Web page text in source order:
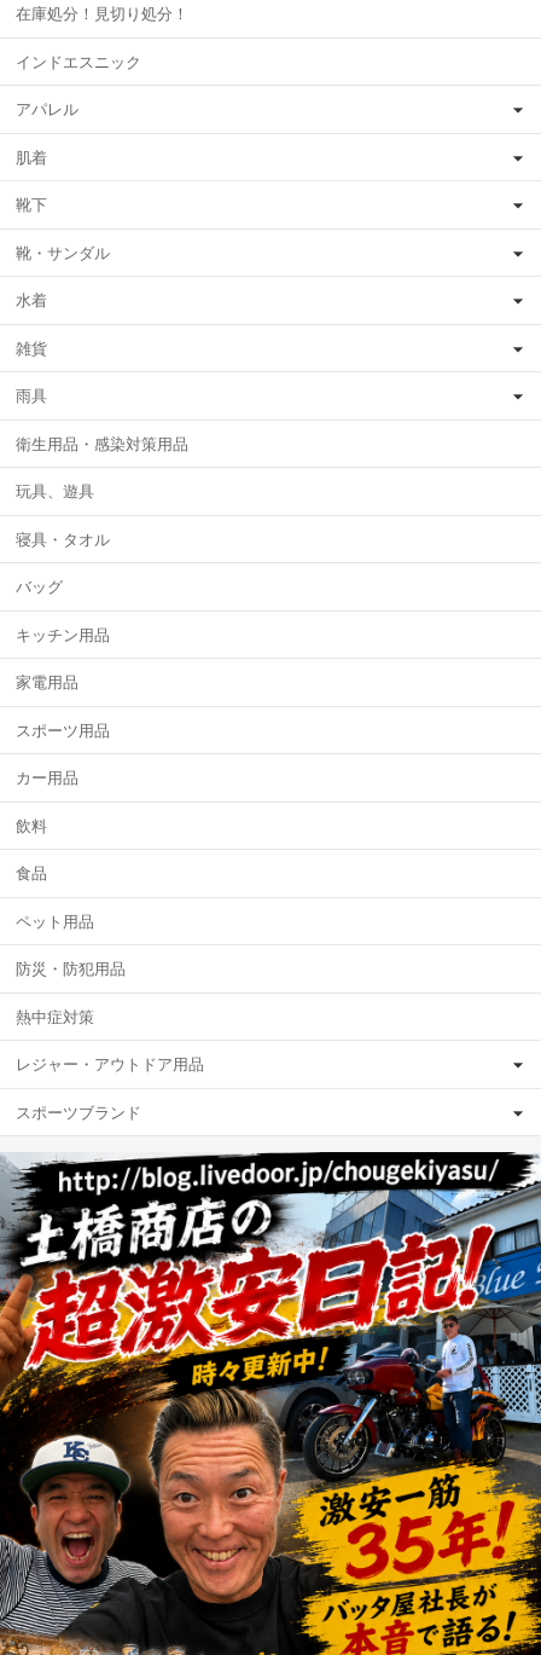
在庫処分！見切り処分！
インドエスニック
アパレル
肌着
靴下
靴・サンダル
水着
雑貨
雨具
衛生用品・感染対策用品
玩具、遊具
寝具・タオル
バッグ
キッチン用品
家電用品
スポーツ用品
カー用品
飲料
食品
ペット用品
防災・防犯用品
熱中症対策
レジャー・アウトドア用品
スポーツブランド